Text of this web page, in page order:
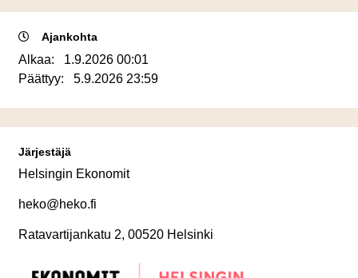
Ajankohta
Alkaa: 1.9.2026 00:01
Päättyy: 5.9.2026 23:59
Järjestäjä
Helsingin Ekonomit
heko@heko.fi
Ratavartijankatu 2, 00520 Helsinki